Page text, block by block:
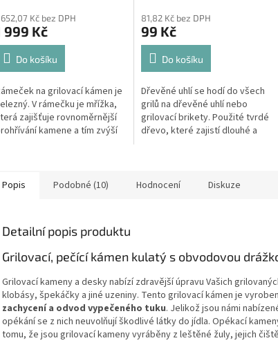
652,07 Kč bez DPH
999 Kč
Do košíku
na grilovací kámen je
V rámečku je mřížka,
zajišťuje rovnoměrnější
kamene a tím zvýší
81,82 Kč bez DPH
99 Kč
Do košíku
Dřevěné uhlí se hodí do všech
grilů na dřevěné uhlí nebo
grilovací brikety. Použité tvrdé
dřevo, které zajistí dlouhé a
Popis Podobné (10) Hodnocení Diskuze
Detailní popis produktu
Grilovací, pečící kámen kulatý s obvodovou
Grilovací kameny a desky nabízí zdravější úpravu Vašich
klobásy, špekáčky a jiné uzeniny. Tento grilovací kámen je
zachycení a odvod vypečeného tuku. Jelikož jsou námi
opékání se z nich neuvolňují škodlivé látky do jídla. Opékací
tomu, že jsou grilovací kameny vyráběny z leštěné žuly, jejich